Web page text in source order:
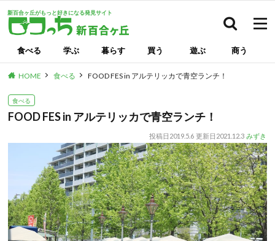
新百合ヶ丘がもっと好きになる発見サイト
食べる 学ぶ 暮らす 買う 遊ぶ 商う
HOME 食べる FOOD FES in アルテリッカで青空ランチ！
食べる
FOOD FES in アルテリッカで青空ランチ！
投稿日 2019.5.6 更新日 2021.12.3 みずき